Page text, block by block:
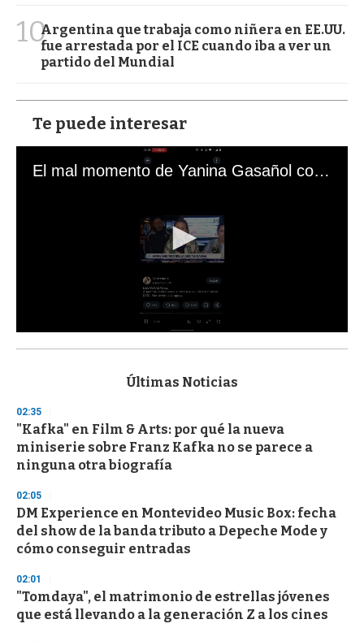
10Argentina que trabaja como niñera en EE.UU.
fue arrestada por el ICE cuando iba a ver un
partido del Mundial
Te puede interesar
El mal momento de Yanina Gasañol con un hincha argentino en "Subrayado"
s
d
s
o
f
3
s
e
c
o
n
Últimas Noticias
02:35
"Kafka" en Film & Arts: por qué la nueva
miniserie sobre Franz Kafka no se parece a
ninguna otra biografía
02:05
DM Experience en Montevideo Music Box: fecha
del show de la banda tributo a Depeche Mode y
cómo conseguir entradas
02:01
"Tomdaya", el matrimonio de estrellas jóvenes
que está llevando a la generación Z a los cines